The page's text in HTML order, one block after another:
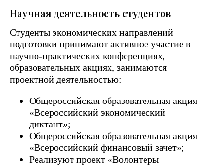
Научная деятельность студентов
Студенты экономических направлений
подготовки принимают активное участие в
научно-практических конференциях,
образовательных акциях, занимаются
проектной деятельностью:
Общероссийская образовательная акция
«Всероссийский экономический
диктант»;
Общероссийская образовательная акция
«Всероссийский финансовый зачет»;
Реализуют проект «Волонтеры